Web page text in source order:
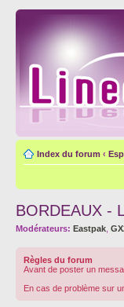
Index du forum ‹
BORDEAUX -
Modérateurs: Eastpak
Règles du forum
Avant de poster un
En cas de problème sur